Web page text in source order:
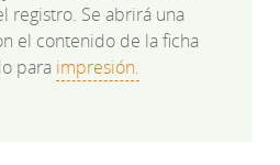
registro. Se abrirá una
el contenido de la ficha
para impresión.